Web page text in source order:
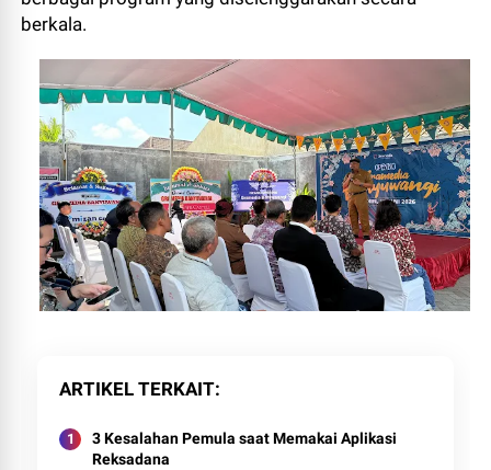
berkala.
ARTIKEL TERKAIT
3 Kesalahan Pemula saat Memakai Aplikasi
Reksadana